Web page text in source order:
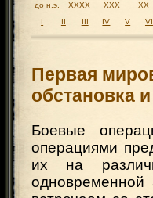
до н.э. XXXX XXX XX
I
II III IV V VI
Первая
обстановка
Боевые
операциями
их на
одновременной